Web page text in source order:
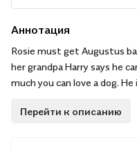
Аннотация
Rosie must get Augustus
her grandpa Harry says he
much you can love a dog.
especially not from
Перейти к описанию